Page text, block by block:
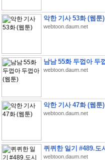
악한 기사 53화 (웹툰)
webtoon.daum.net
남남 55화 두껍아 두
webtoon.daum.net
악한 기사 47화 (웹툰)
webtoon.daum.net
퀴퀴한 일기 #489.도
webtoon.daum.net